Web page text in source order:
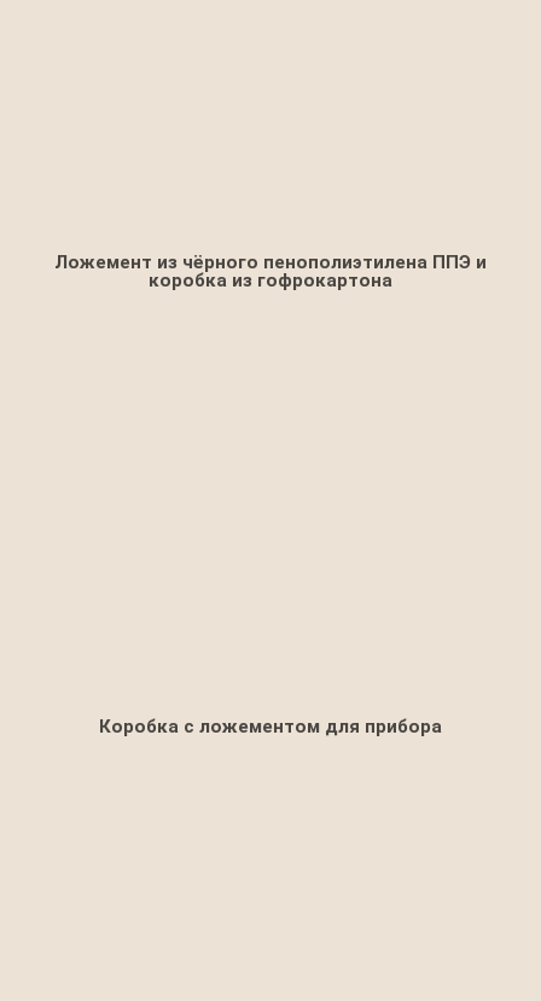
Ложемент из чёрного пенополиэтилена ППЭ и
коробка из гофрокартона
Коробка с ложементом для прибора